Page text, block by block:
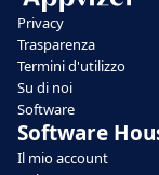
Privacy
Trasparenza
Termini d'utilizzo
Su di noi
Software
Software
Il mio account